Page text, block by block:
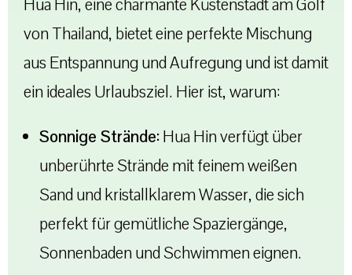
Hua Hin, eine charmante Küstenstadt am Golf
von Thailand, bietet eine perfekte Mischung
aus Entspannung und Aufregung und ist damit
ein ideales Urlaubsziel. Hier ist, warum:
Sonnige Strände:Hua Hin verfügt über
unberührte Strände mit feinem weißen
Sand und kristallklarem Wasser, die sich
perfekt für gemütliche Spaziergänge,
Sonnenbaden und Schwimmen eignen.